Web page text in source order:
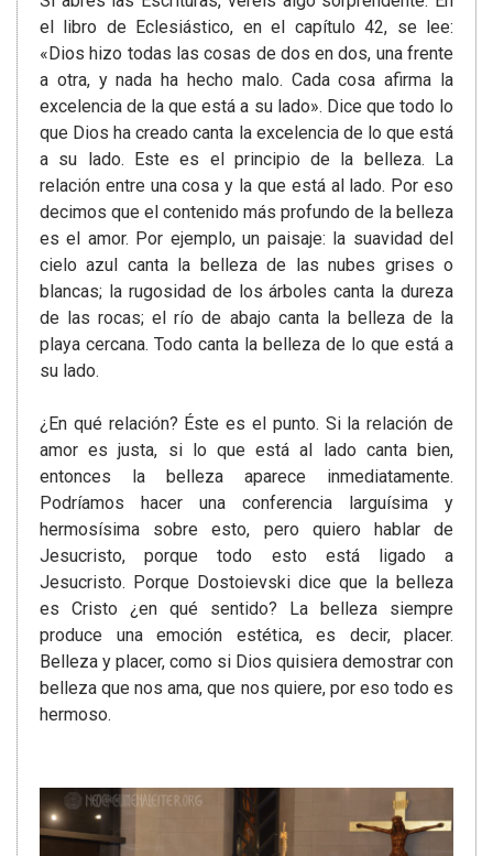
el libro de Eclesiástico, en el capítulo 42, se lee:
«Dios hizo todas las cosas de dos en dos, una frente
a otra, y nada ha hecho malo. Cada cosa afirma la
excelencia de la que está a su lado». Dice que todo lo
que Dios ha creado canta la excelencia de lo que está
a su lado. Este es el principio de la belleza. La
relación entre una cosa y la que está al lado. Por eso
decimos que el contenido más profundo de la belleza
es el amor. Por ejemplo, un paisaje: la suavidad del
cielo azul canta la belleza de las nubes grises o
blancas; la rugosidad de los árboles canta la dureza
de las rocas; el río de abajo canta la belleza de la
playa cercana. Todo canta la belleza de lo que está a
su lado.
¿En qué relación? Éste es el punto. Si la relación de
amor es justa, si lo que está al lado canta bien,
entonces la belleza aparece inmediatamente.
Podríamos hacer una conferencia larguísima y
hermosísima sobre esto, pero quiero hablar de
Jesucristo, porque todo esto está ligado a
Jesucristo. Porque Dostoievski dice que la belleza
es Cristo ¿en qué sentido? La belleza siempre
produce una emoción estética, es decir, placer.
Belleza y placer, como si Dios quisiera demostrar con
belleza que nos ama, que nos quiere, por eso todo es
hermoso.